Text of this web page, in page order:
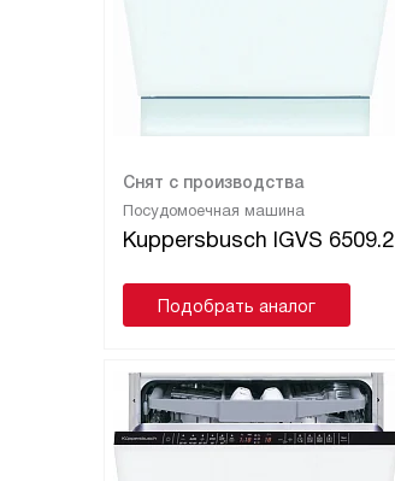
Посудомоечная машина
Kuppersbusch IGVS 6509.2
Снят с производства
Подобрать аналог